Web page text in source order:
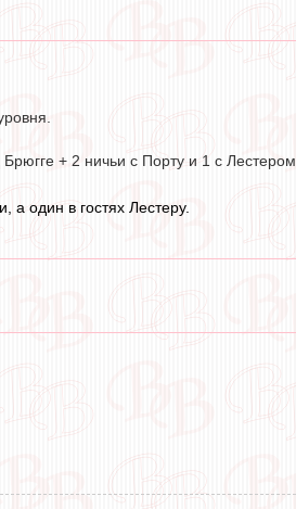
+ 2 ничьи с Порту и 1 с Лестером.
а один в гостях Лестеру.